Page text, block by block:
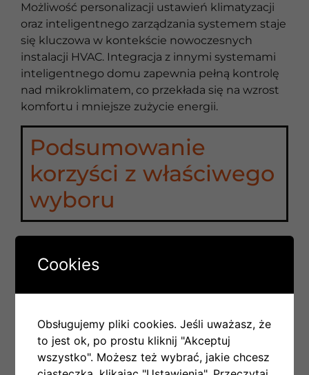
Możliwość personalizacji ustawień klimatyzacji
oraz inteligentnego zarządzania systemem staje
się kluczowa w kontekście nowoczesnych
instalacji HVAC. Integracja z innymi systemami
inteligentnego domu zapewnia pełną kontrolę
nad mikroklimatem, co przekłada się na wzrost
komfortu i mniejsze zużycie energii.
Podsumowanie
korzyści z właściwego
wyboru
korzyści, zarówno pod względem finansowym,
jak i jakości życia. Przystosowanie instalacji do
optymalnych warunków termicznych oraz
minimalizacji kosztów eksploatacyjnych.
Znaczenie właściwego doboru systemu wynika
Cookies
Obsługujemy pliki cookies. Jeśli uważasz, że
to jest ok, po prostu kliknij "Akceptuj
wszystko". Możesz też wybrać, jakie chcesz